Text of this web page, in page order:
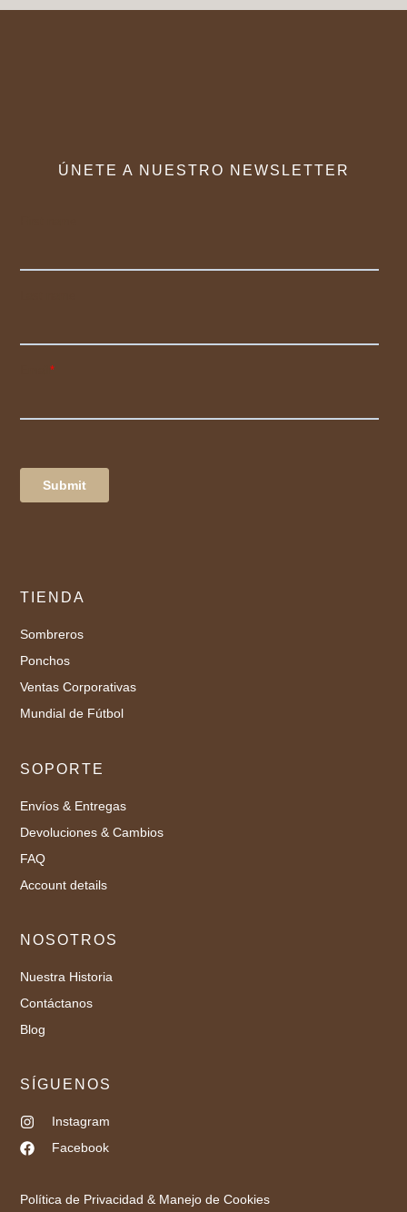
ÚNETE A NUESTRO NEWSLETTER
TIENDA
Sombreros
Ponchos
Ventas Corporativas
Mundial de Fútbol
SOPORTE
Envíos & Entregas
Devoluciones & Cambios
FAQ
Account details
NOSOTROS
Nuestra Historia
Contáctanos
Blog
SÍGUENOS
Instagram
Facebook
Política de Privacidad & Manejo de Cookies